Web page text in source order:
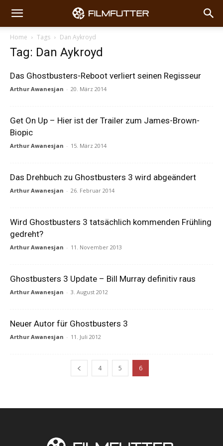
Home Tags Dan Aykroyd
Tag: Dan Aykroyd
Das Ghostbusters-Reboot verliert seinen Regisseur
Arthur Awanesjan - 20. März 2014
Get On Up – Hier ist der Trailer zum James-Brown-
Biopic
Arthur Awanesjan - 15. März 2014
Das Drehbuch zu Ghostbusters 3 wird abgeändert
Arthur Awanesjan - 26. Februar 2014
Wird Ghostbusters 3 tatsächlich kommenden Frühling
gedreht?
Arthur Awanesjan - 11. November 2013
Ghostbusters 3 Update – Bill Murray definitiv raus
Arthur Awanesjan - 3. August 2012
Neuer Autor für Ghostbusters 3
Arthur Awanesjan - 11. Juli 2012
4 5 6